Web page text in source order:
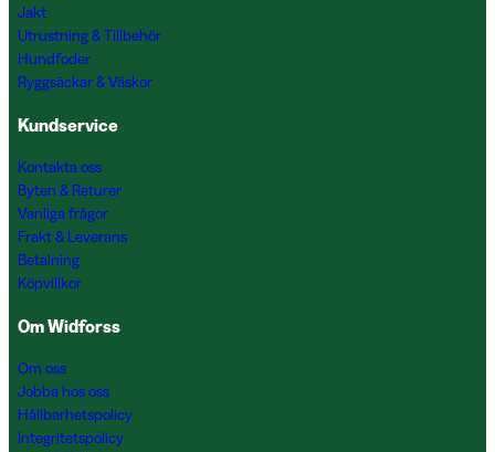
Jakt
Utrustning & Tillbehör
Hundfoder
Ryggsäckar & Väskor
Kundservice
Kontakta oss
Byten & Returer
Vanliga frågor
Frakt & Leverans
Betalning
Köpvillkor
Om Widforss
Om oss
Jobba hos oss
Hållbarhetspolicy
Integritetspolicy